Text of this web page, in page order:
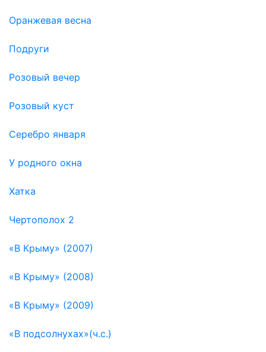
Оранжевая весна
Подруги
Розовый вечер
Розовый куст
Серебро января
У родного окна
Хатка
Чертополох 2
«В Крыму» (2007)
«В Крыму» (2008)
«В Крыму» (2009)
«В подсолнухах»(ч.с.)